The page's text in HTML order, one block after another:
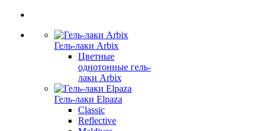
Гель-лаки Arbix
Цветные
однотонные гель-
лаки Arbix
Гель-лаки Elpaza
Classic
Reflective